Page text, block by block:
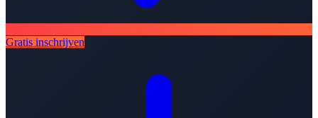
Gratis inschrijven